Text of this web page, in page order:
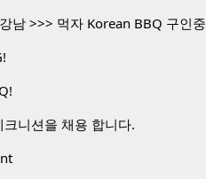
남 >>> 먹자 Korean BBQ 구인중
니션을 채용 합니다.